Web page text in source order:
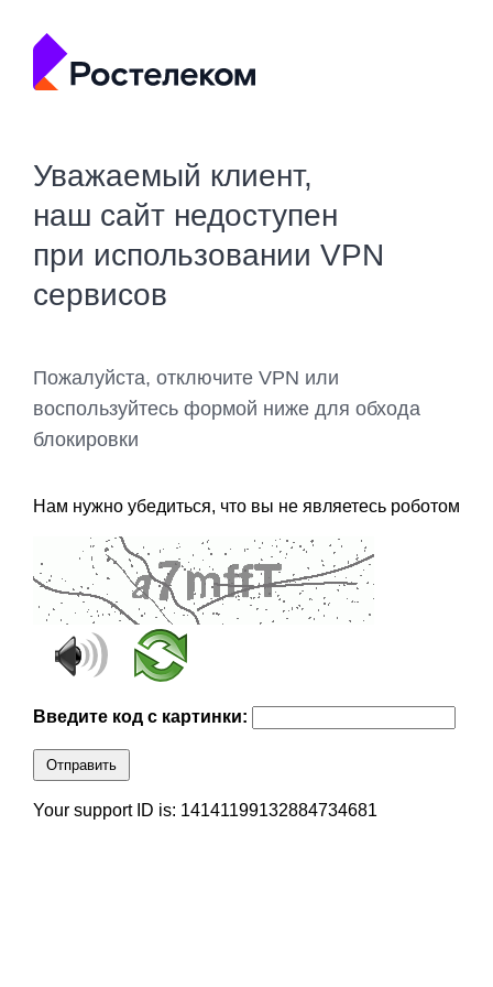
Уважаемый клиент,
наш сайт недоступен
при использовании VPN
сервисов
Пожалуйста, отключите VPN или
воспользуйтесь формой ниже для обхода
блокировки
Нам нужно убедиться, что вы не являетесь роботом
Введите код с картинки:
Отправить
Your support ID is: 14141199132884734681